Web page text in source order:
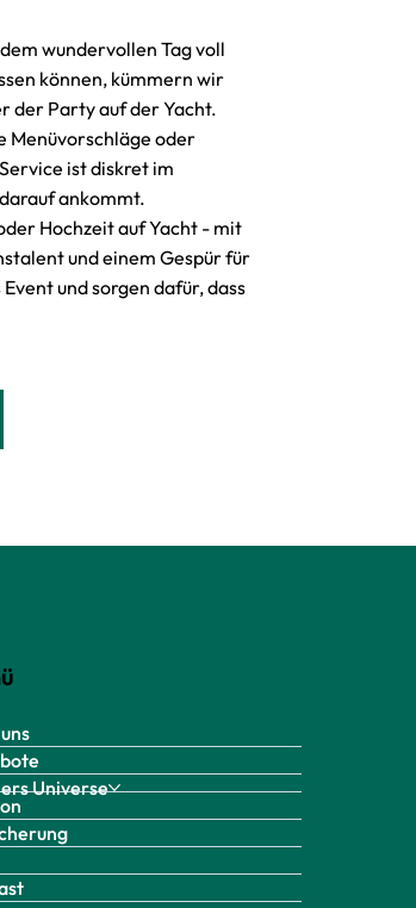
wundervollen Tag voll
können, kümmern wir
derParty auf der Yacht.
Menüvorschläge oder
ist diskret im
ankommt.
Hochzeit auf Yacht - mit
und einem Gespür für
und sorgen dafür, dass
Universe